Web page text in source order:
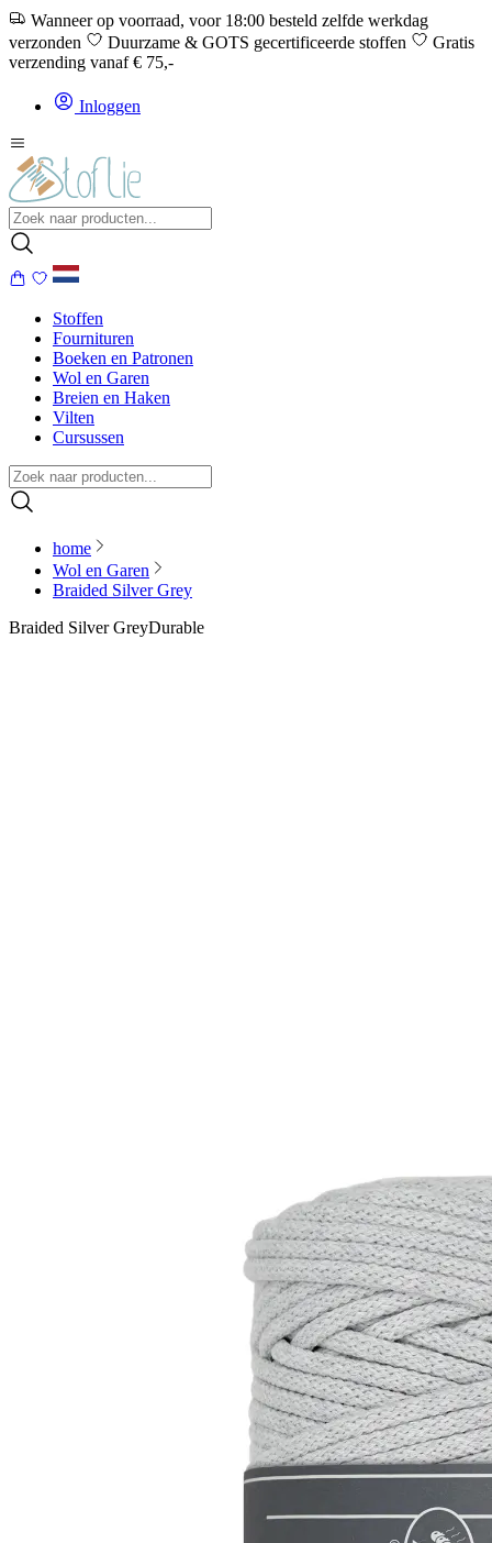
Wanneer op voorraad, voor 18:00 besteld zelfde werkdag
verzonden
Duurzame & GOTS gecertificeerde stoffen
Gratis
verzending vanaf € 75,-
Inloggen
Stoffen
Fournituren
Boeken en Patronen
Wol en Garen
Breien en Haken
Vilten
Cursussen
home
Wol en Garen
Braided Silver Grey
Braided Silver GreyDurable